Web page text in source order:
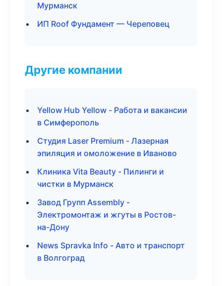
Мурманск
ИП Roof Фундамент — Череповец
Другие компании
Yellow Hub Yellow - Работа и вакансии
в Симферополь
Студия Laser Premium - Лазерная
эпиляция и омоложение в Иваново
Клиника Vita Beauty - Пилинги и
чистки в Мурманск
Завод Групп Assembly -
Электромонтаж и жгуты в Ростов-
на-Дону
News Spravka Info - Авто и транспорт
в Волгоград